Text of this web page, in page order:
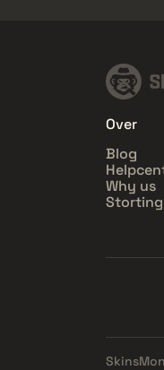
Over
Blog
Why us
Storting